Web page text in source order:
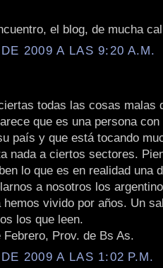
el blog, de mucha
2009 A LAS 9:20 A.M.
todas las cosas malas
que es una persona
país y que está tocando
nada a ciertos sectores.
lo que es en realidad una
a nosotros los
vivido por años. Un
los que leen.
Prov. de Bs As.
2009 A LAS 1:02 P.M.